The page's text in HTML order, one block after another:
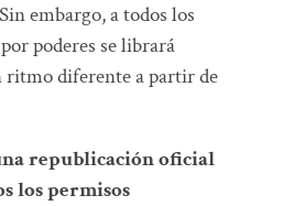
embargo, a todos los
poderes se librará
ritmo diferente a partir de
republicación oficial
los permisos